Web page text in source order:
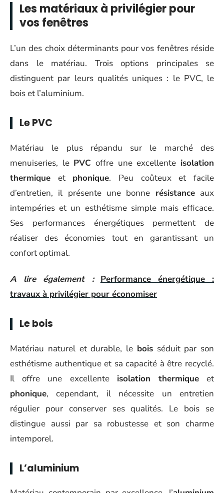
Les matériaux à privilégier pour
vos fenêtres
L’un des choix déterminants pour vos fenêtres réside
dans le matériau. Trois options principales se
distinguent par leurs qualités uniques : le PVC, le
bois et l’aluminium.
Le PVC
Matériau le plus répandu sur le marché des
menuiseries, le PVC offre une excellente isolation
thermique et phonique. Peu coûteux et facile
d’entretien, il présente une bonne résistanceaux
intempéries et un esthétisme simple mais efficace.
Ses performances énergétiques permettent de
réaliser des économies tout en garantissant un
confort optimal.
A lire également :
Performance énergétique :
travaux à privilégier pour économiser
Le bois
Matériau naturel et durable, le boisséduit par son
esthétisme authentique et sa capacité à être recyclé.
Il offre une excellente isolation thermiqueet
phonique, cependant, il nécessite un entretien
régulier pour conserver ses qualités. Le bois se
distingue aussi par sa robustesse et son charme
intemporel.
L’aluminium